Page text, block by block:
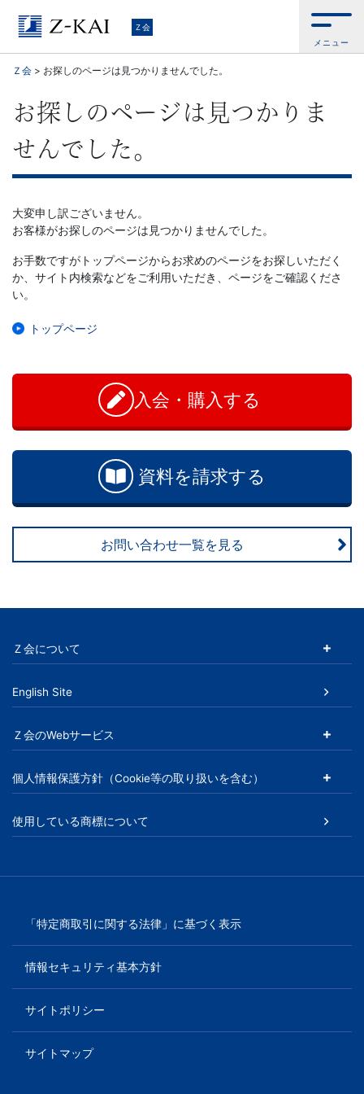
Ｚ
会
【公
式
サ
イ
ト】
自
ら
学
こ
は、
や
が
て、
学
以
上
の
差
つ
け
る。
Ｚ会
メニュー
Ｚ会 > お探しのページは見つかりませんでした。
お探しのページは見つかりま
せんでした。
大変申し訳ございません。
お客様がお探しのページは見つかりませんでした。
お手数ですがトップページからお求めのページをお探しいただく
か、サイト内検索などをご利用いただき、ページをご確認くださ
い。
トップページ
入会・購入する
資料を請求する
お問い合わせ一覧を見る
Ｚ会について
English Site
Ｚ会のWebサービス
個人情報保護方針（Cookie等の取り扱いを含む）
使用している商標について
「特定商取引に関する法律」に基づく表示
情報セキュリティ基本方針
サイトポリシー
サイトマップ